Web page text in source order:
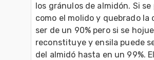
los gránulos de almidón. Si
como el molido y quebrado la
ser de un 90% pero si se
reconstituye y ensila puede
del almidó hasta en un 99%.